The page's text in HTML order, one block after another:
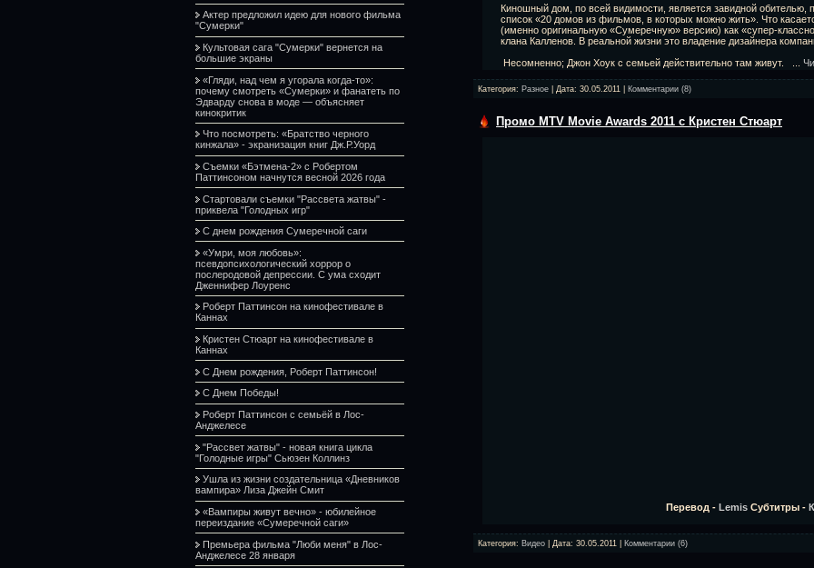
Актер предложил идею для нового фильма
"Сумерки"
Культовая сага "Сумерки" вернется на
большие экраны
«Гляди, над чем я угорала когда-то»:
почему смотреть «Сумерки» и фанатеть по
Эдварду снова в моде — объясняет
кинокритик
Что посмотреть: «Братство черного
кинжала» - экранизация книг Дж.Р.Уорд
Съемки «Бэтмена-2» с Робертом
Паттинсоном начнутся весной 2026 года
Стартовали съемки "Рассвета жатвы" -
приквела "Голодных игр"
С днем рождения Сумеречной саги
«Умри, моя любовь»:
псевдопсихологический хоррор о
послеродовой депрессии. С ума сходит
Дженнифер Лоуренс
Роберт Паттинсон на кинофестивале в
Каннах
Кристен Стюарт на кинофестивале в
Каннах
С Днем рождения, Роберт Паттинсон!
С Днем Победы!
Роберт Паттинсон с семьёй в Лос-
Анджелесе
"Рассвет жатвы" - новая книга цикла
"Голодные игры" Сьюзен Коллинз
Ушла из жизни создательница «Дневников
вампира» Лиза Джейн Смит
«Вампиры живут вечно» - юбилейное
переиздание «Сумеречной саги»
Премьера фильма "Люби меня" в Лос-
Анджелесе 28 января
Киношный дом, по всей видимости, является завидной обителью,
список «20 домов из фильмов, в которых можно жить». Что
(именно оригинальную «Сумеречную» версию) как «супер-
клана Калленов. В реальной жизни это владение дизайнера
Несомненно; Джон Хоук с семьей действительно там живут.
Категория: Разное | Дата: 30.05.2011 Комментарии (8)
Промо MTV Movie Awards 2011 с Кристен Стюарт
Перевод - Lemis Субтитры -
Категория: Видео | Дата: 30.05.2011 Комментарии (6)